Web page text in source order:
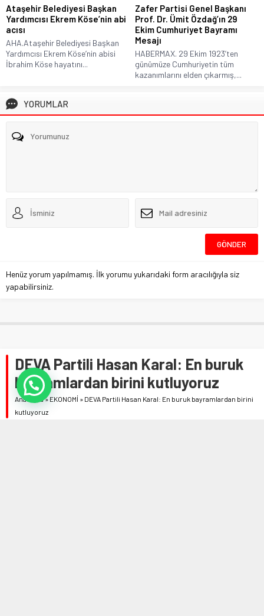
Ataşehir Belediyesi Başkan
Yardımcısı Ekrem Köse’nin abi
acısı
AHA.Ataşehir Belediyesi Başkan
Yardımcısı Ekrem Köse’nin abisi
İbrahim Köse hayatını...
Zafer Partisi Genel Başkanı
Prof. Dr. Ümit Özdağ’ın 29
Ekim Cumhuriyet Bayramı
Mesajı
HABERMAX. 29 Ekim 1923’ten
günümüze Cumhuriyetin tüm
kazanımlarını elden çıkarmış,...
YORUMLAR
Henüz yorum yapılmamış. İlk yorumu yukarıdaki form aracılığıyla siz
yapabilirsiniz.
DEVA Partili Hasan Karal: En buruk
bayramlardan birini kutluyoruz
Anasayfa» EKONOMİ » DEVA Partili Hasan Karal: En buruk bayramlardan birini
kutluyoruz